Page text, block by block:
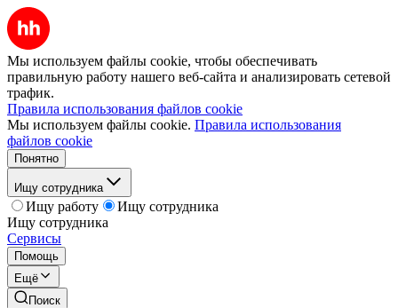
Мы используем файлы cookie, чтобы обеспечивать
правильную работу нашего веб-сайта и анализировать сетевой
трафик.
Правила использования файлов cookie
Мы используем файлы cookie. Правила использования
файлов cookie
Понятно
Ищу сотрудника
Ищу работу
Ищу сотрудника
Ищу сотрудника
Сервисы
Помощь
Ещё
Поиск